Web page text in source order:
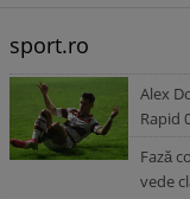
sport.ro
Alex
Rapid
Fază
vede